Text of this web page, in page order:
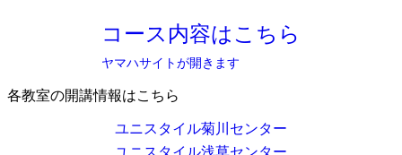
コース内容はこちら
ヤマハサイトが開きます
各教室の開講情報はこちら
ユニスタイル菊川センター
ユニスタイル浅草センター